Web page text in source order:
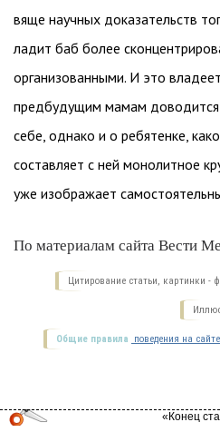
вяще научных доказательств
ладит баб более
организованными. И это
предбудущим мамам доводится
себе, однако и о ребятенке,
составляет с ней монолитное
уже изображает
По материалам сайта Вести
Цитирование статьи, картинки -
Общие правила поведения на